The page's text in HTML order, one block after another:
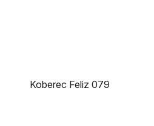
Koberec Feliz 079